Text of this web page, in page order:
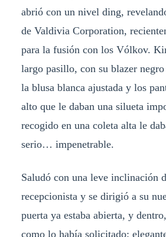
abrió con un nivel ding,
de Valdivia Corporation,
para la fusión con los Vólkov.
largo pasillo, con su blazer
la blusa blanca ajustada y los
alto que le daban una silueta
recogido en una coleta alta le
serio… impenetrable.
Saludó con una leve inclinación
recepcionista y se dirigió a su
puerta ya estaba abierta, y
como lo había solicitado: